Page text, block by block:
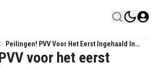
Peilingen! PVV Voor Het Eerst Ingehaald In
Peilingen, Maar Schade Door Lintjesdebat Blijft
Uit
voor het eerst